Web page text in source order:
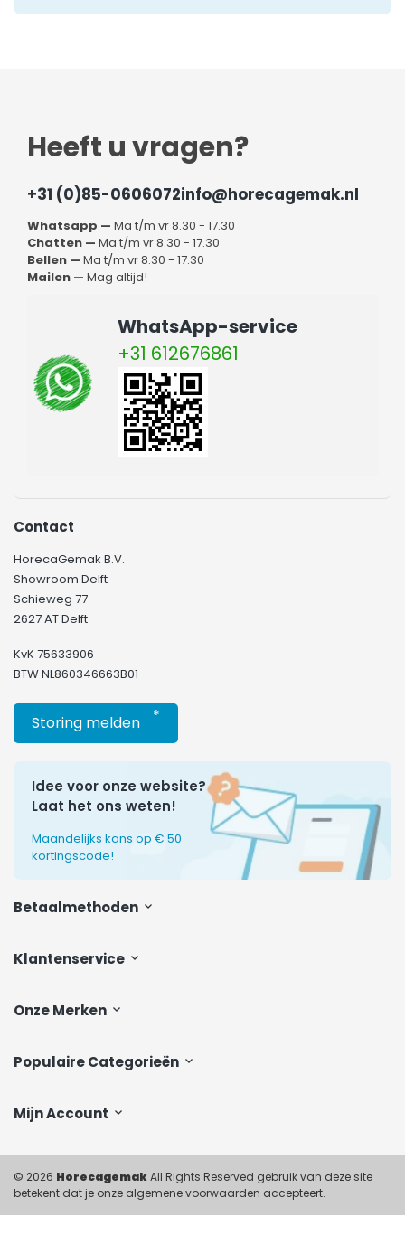
Heeft u vragen?
+31 (0)85-0606072info@horecagemak.nl
Whatsapp — Ma t/m vr 8.30 - 17.30
Chatten — Ma t/m vr 8.30 - 17.30
Bellen — Ma t/m vr 8.30 - 17.30
Mailen — Mag altijd!
WhatsApp-service
+31 612676861
Klantenservice
Onze Merken
Populaire Categorieën
Mijn Account
Contact
HorecaGemak B.V.
Showroom Delft
Schieweg 77
2627 AT Delft
KvK 75633906
BTW NL860346663B01
Storing melden *
Idee voor onze website?
Laat het ons weten!
Maandelijks kans op € 50
kortingscode!
Betaalmethoden
© 2026 HorecagemakAll Rights Reserved gebruik van deze site
betekent dat je onze algemene voorwaarden accepteert.